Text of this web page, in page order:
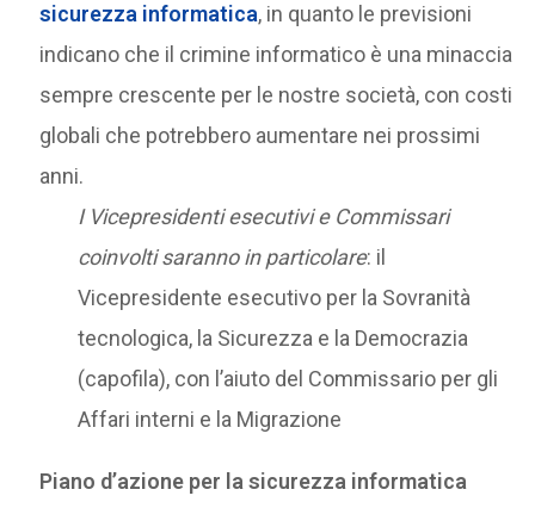
sicurezza informatica, in quanto le previsioni
indicano che il crimine informatico è una minaccia
sempre crescente per le nostre società, con costi
globali che potrebbero aumentare nei prossimi
anni.
I Vicepresidenti esecutivi e Commissari
coinvolti saranno in particolare: il
Vicepresidente esecutivo per la Sovranità
tecnologica, la Sicurezza e la Democrazia
(capofila), con l’aiuto del Commissario per gli
Affari interni e la Migrazione
Piano d’azione per la sicurezza informatica